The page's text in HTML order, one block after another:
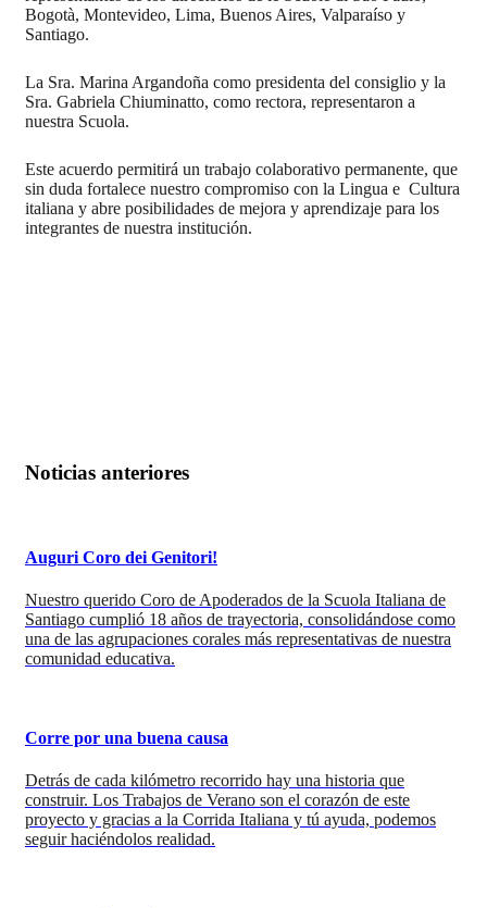
Bogotà, Montevideo, Lima, Buenos Aires, Valparaíso y
Santiago.
La Sra. Marina Argandoña como presidenta del consiglio y la
Sra. Gabriela Chiuminatto, como rectora, representaron a
nuestra Scuola.
Este acuerdo permitirá un trabajo colaborativo permanente, que
sin duda fortalece nuestro compromiso con la Lingua e Cultura
italiana y abre posibilidades de mejora y aprendizaje para los
integrantes de nuestra institución.
Noticias anteriores
Auguri Coro dei Genitori!
Nuestro querido Coro de Apoderados de la Scuola Italiana de
Santiago cumplió 18 años de trayectoria, consolidándose como
una de las agrupaciones corales más representativas de nuestra
comunidad educativa.
Corre por una buena causa
Detrás de cada kilómetro recorrido hay una historia que
construir. Los Trabajos de Verano son el corazón de este
proyecto y gracias a la Corrida Italiana y tú ayuda, podemos
seguir haciéndolos realidad.